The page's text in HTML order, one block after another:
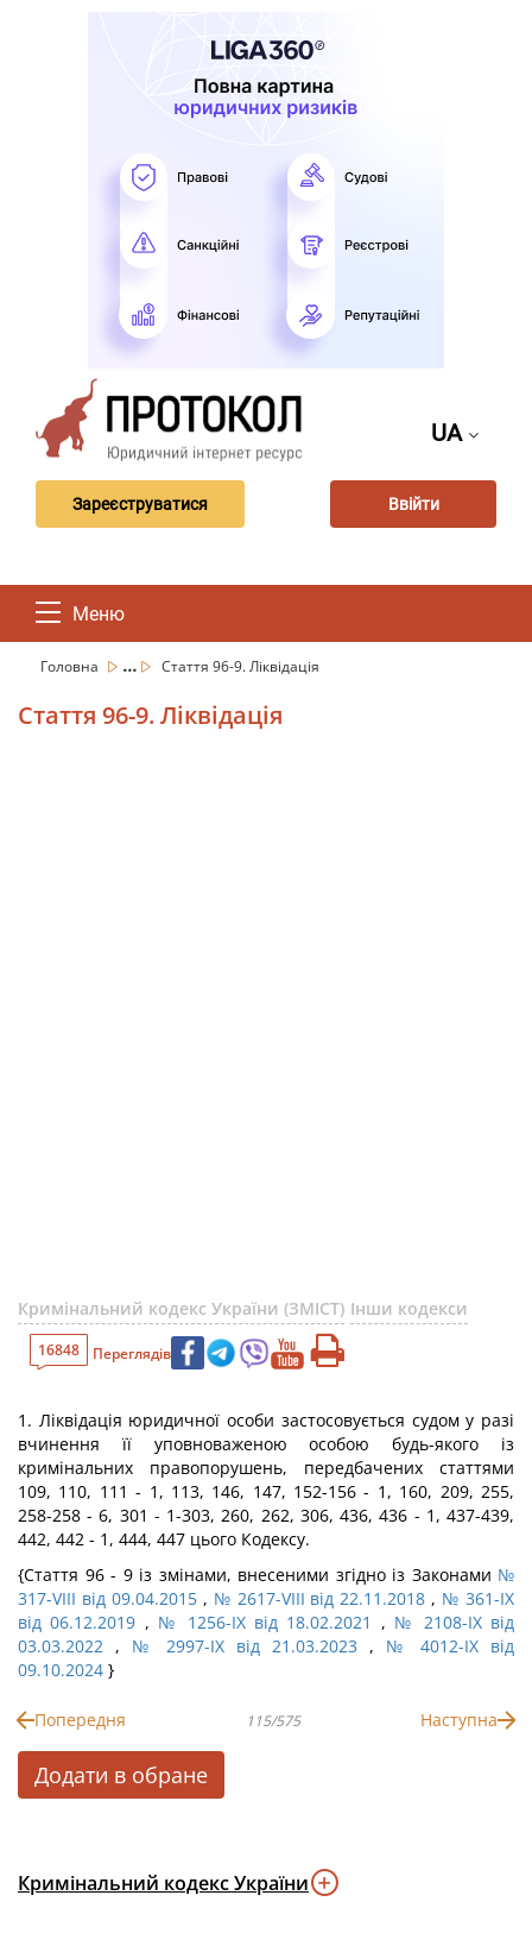
UA
Зареєструватися Ввійти
Меню
Головна ... Стаття 96-9. Ліквідація
Стаття 96-9. Ліквідація
Кримінальний кодекс України (ЗМІСТ) Інши кодекси
16848 Переглядів
1. Ліквідація юридичної особи застосовується судом у разі
вчинення її уповноваженою особою будь-якого із
кримінальних правопорушень, передбачених статтями
109, 110, 111 - 1, 113, 146, 147, 152-156 - 1, 160, 209, 255,
258-258 - 6, 301 - 1-303, 260, 262, 306, 436, 436 - 1, 437-439,
442, 442 - 1, 444, 447 цього Кодексу.
{Стаття 96 - 9 із змінами, внесеними згідно із Законами №
317-VIII від 09.04.2015, № 2617-VIII від 22.11.2018 , № 361-IX
від 06.12.2019 , № 1256-IX від 18.02.2021 , № 2108-IX від
03.03.2022 , № 2997-IX від 21.03.2023 , № 4012-IX від
09.10.2024 }
Попередня 115/575 Наступна
Додати в обране
Кримінальний кодекс України